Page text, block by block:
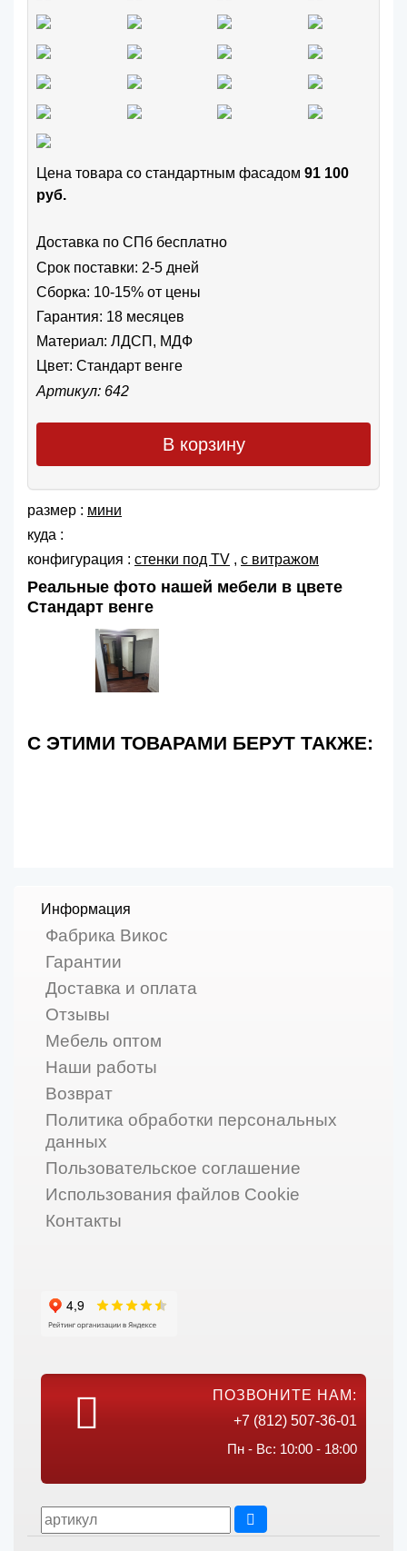
Цена товара cо стандартным фасадом 91 100
руб.
Доставка по СПб бесплатно
Срок поставки: 2-5 дней
Сборка: 10-15% от цены
Гарантия: 18 месяцев
Материал: ЛДСП, МДФ
Цвет: Стандарт венге
Артикул: 642
В корзину
размер : мини
куда :
конфигурация : cтенки под TV , с витражом
Реальные фото нашей мебели в цвете
Стандарт венге
С ЭТИМИ ТОВАРАМИ БЕРУТ ТАКЖЕ:
Информация
Фабрика Викос
Гарантии
Доставка и оплата
Отзывы
Мебель оптом
Наши работы
Возврат
Политика обработки персональных
данных
Пользовательское соглашение
Использования файлов Cookie
Контакты
ПОЗВОНИТЕ НАМ:
+7 (812) 507-36-01
Пн - Вс: 10:00 - 18:00